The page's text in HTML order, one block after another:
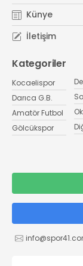
Künye
İletişim
Kategoriler
Kocaelispor
Darıca G.B.
Amatör Futbol
Gölcükspor